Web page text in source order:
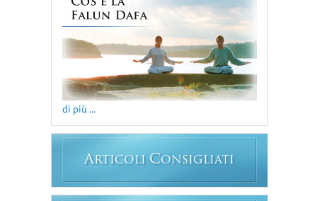
di più ...
ARTICOLI CONSIGLIATI